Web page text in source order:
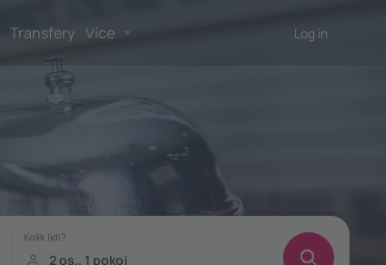
Transfery Více Log in